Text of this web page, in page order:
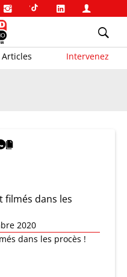
Articles Intervenez
filmés dans les
2020
dans les procès !